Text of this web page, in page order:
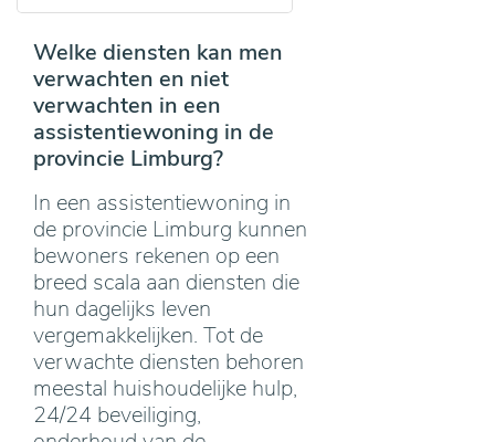
Welke diensten kan men
verwachten en niet
verwachten in een
assistentiewoning in de
provincie Limburg?
In een assistentiewoning in
de provincie Limburg kunnen
bewoners rekenen op een
breed scala aan diensten die
hun dagelijks leven
vergemakkelijken. Tot de
verwachte diensten behoren
meestal huishoudelijke hulp,
24/24 beveiliging,